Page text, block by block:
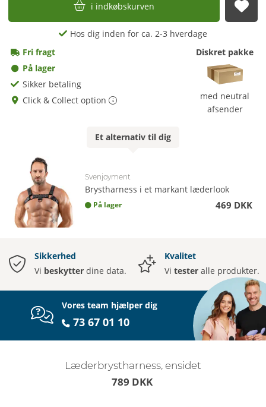
i indkøbskurven
Hos dig inden for ca. 2-3 hverdage
Fri fragt
På lager
Sikker betaling
Click & Collect option
Diskret pakke
med neutral
afsender
Et alternativ til dig
Svenjoyment
Brystharness i et markant læderlook
På lager 469 DKK
Sikkerhed
Vi beskytter dine data.
Kvalitet
Vi tester alle produkter.
Vores team hjælper dig
73 67 01 10
Læderbrystharness, ensidet
789 DKK